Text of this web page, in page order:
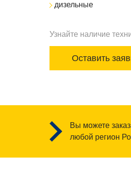
дизельные
Узнайте наличие
Оставить
Вы можете
любой регион